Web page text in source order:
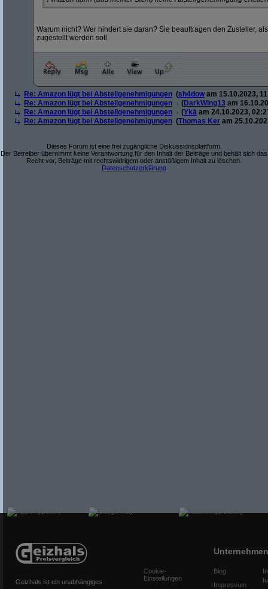
Warum nicht? Wer hindert sie daran? Sie beauftragen den Zusteller,
zugestellt werden soll.
Re: Amazon lügt bei Abstellgenehmigungen (sh4dow am 15.10.2023,
Re: Amazon lügt bei Abstellgenehmigungen
(DarkWing13 am
Re: Amazon lügt bei Abstellgenehmigungen
(Ykä am 24.10.2023,
Re: Amazon lügt bei Abstellgenehmigungen (Thomas Ker am
Dieses Forum ist eine frei zugängliche Diskussionsplattform.
Der Betreiber übernimmt keine Verantwortung für den Inhalt der Beiträge und behält sich das
Recht vor, Beiträge mit rechtswidrigem oder anstößigem Inhalt zu löschen.
Datenschutzerklärung
Geizhals ist ein unabhängiges
Cookie-
Einstellungen
Unternehmen
Blog
Impressum